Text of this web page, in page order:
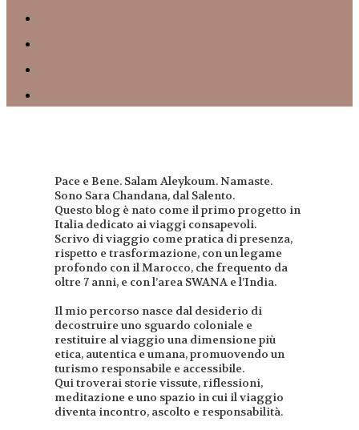
Pace e Bene. Salam Aleykoum. Namaste.
Sono Sara Chandana, dal Salento.
Questo blog è nato come il primo progetto in
Italia dedicato ai viaggi consapevoli.
Scrivo di viaggio come pratica di presenza,
rispetto e trasformazione, con un legame
profondo con il Marocco, che frequento da
oltre 7 anni, e con l’area SWANA e l’India.
Il mio percorso nasce dal desiderio di
decostruire uno sguardo coloniale e
restituire al viaggio una dimensione più
etica, autentica e umana, promuovendo un
turismo responsabile e accessibile.
Qui troverai storie vissute, riflessioni,
meditazione e uno spazio in cui il viaggio
diventa incontro, ascolto e responsabilità.